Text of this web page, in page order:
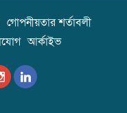
গোপনীয়তার শর্তাবলী
আর্কাইভ